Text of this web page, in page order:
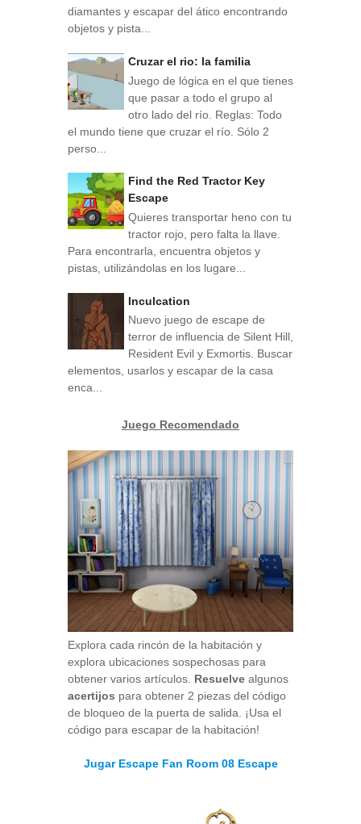
diamantes y escapar del ático encontrando
objetos y pista...
Cruzar el rio: la familia
Juego de lógica en el que tienes
que pasar a todo el grupo al
otro lado del río. Reglas: Todo
el mundo tiene que cruzar el río. Sólo 2
perso...
Find the Red Tractor Key
Escape
Quieres transportar heno con tu
tractor rojo, pero falta la llave.
Para encontrarla, encuentra objetos y
pistas, utilizándolas en los lugare...
Inculcation
Nuevo juego de escape de
terror de influencia de Silent Hill,
Resident Evil y Exmortis. Buscar
elementos, usarlos y escapar de la casa
enca...
Juego Recomendado
Explora cada rincón de la habitación y
explora ubicaciones sospechosas para
obtener varios artículos. Resuelve algunos
acertijos para obtener 2 piezas del código
de bloqueo de la puerta de salida. ¡Usa el
código para escapar de la habitación!
Jugar Escape Fan Room 08 Escape